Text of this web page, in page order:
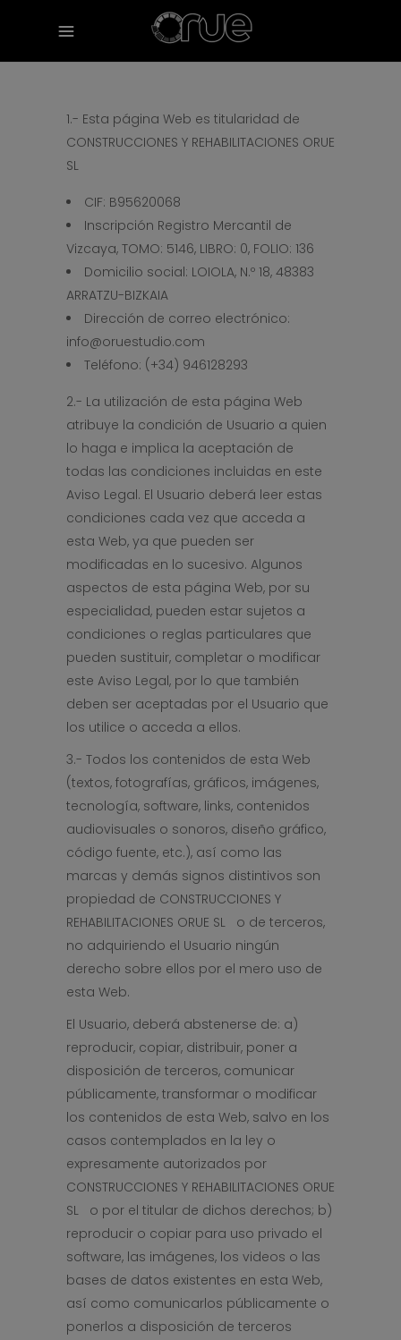
1.- Esta página Web es titularidad de
CONSTRUCCIONES Y REHABILITACIONES ORUE
SL
CIF: B95620068
Inscripción Registro Mercantil de
Vizcaya, TOMO: 5146, LIBRO: 0, FOLIO: 136
Domicilio social: LOIOLA, N.º 18, 48383
ARRATZU-BIZKAIA
Dirección de correo electrónico:
info@oruestudio.com
Teléfono: (+34) 946128293
2.- La utilización de esta página Web
atribuye la condición de Usuario a quien
lo haga e implica la aceptación de
todas las condiciones incluidas en este
Aviso Legal. El Usuario deberá leer estas
condiciones cada vez que acceda a
esta Web, ya que pueden ser
modificadas en lo sucesivo. Algunos
aspectos de esta página Web, por su
especialidad, pueden estar sujetos a
condiciones o reglas particulares que
pueden sustituir, completar o modificar
este Aviso Legal, por lo que también
deben ser aceptadas por el Usuario que
los utilice o acceda a ellos.
3.- Todos los contenidos de esta Web
(textos, fotografías, gráficos, imágenes,
tecnología, software, links, contenidos
audiovisuales o sonoros, diseño gráfico,
código fuente, etc.), así como las
marcas y demás signos distintivos son
propiedad de CONSTRUCCIONES Y
REHABILITACIONES ORUE SL o de terceros,
no adquiriendo el Usuario ningún
derecho sobre ellos por el mero uso de
esta Web.
El Usuario, deberá abstenerse de: a)
reproducir, copiar, distribuir, poner a
disposición de terceros, comunicar
públicamente, transformar o modificar
los contenidos de esta Web, salvo en los
casos contemplados en la ley o
expresamente autorizados por
CONSTRUCCIONES Y REHABILITACIONES ORUE
SL o por el titular de dichos derechos; b)
reproducir o copiar para uso privado el
software, las imágenes, los videos o las
bases de datos existentes en esta Web,
así como comunicarlos públicamente o
ponerlos a disposición de terceros